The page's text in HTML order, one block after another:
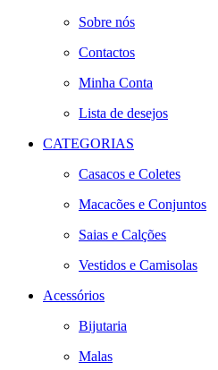
Sobre nós
Contactos
Minha Conta
Lista de desejos
CATEGORIAS
Casacos e Coletes
Macacões e Conjuntos
Saias e Calções
Vestidos e Camisolas
Acessórios
Bijutaria
Malas